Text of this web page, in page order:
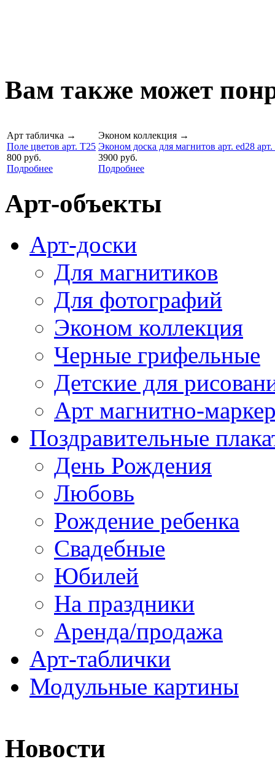
Вам также может
Арт табличка →
Поле цветов арт. T25
800 руб.
Подробнее
Эконом коллекция →
Эконом доска для магнитов арт. ed28 арт.
3900 руб.
Подробнее
Арт-объекты
Арт-доски
Для магнитиков
Для фотографий
Эконом коллекция
Черные грифельные
Детские для
Арт магнитно-
Поздравительные
День Рождения
Любовь
Рождение ребенка
Свадебные
Юбилей
На праздники
Аренда/продажа
Арт-таблички
Модульные картины
Новости